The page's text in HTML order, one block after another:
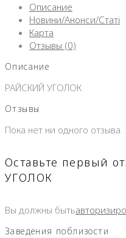
Описание
Новини/Анонси/Статі
Карта
Отзывы (0)
Описание
РАЙСКИЙ УГОЛОК
Отзывы
Пока нет ни одного отзыва.
Оставьте первый
УГОЛОК
Вы должны быть
Заведения поблизости